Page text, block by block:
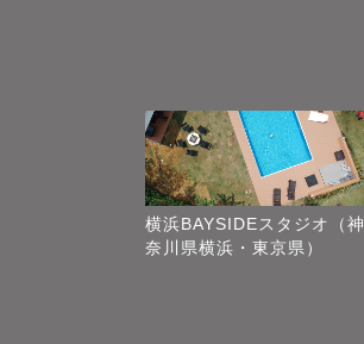
横浜BAYSIDEスタジオ（神
奈川県横浜・東京県）